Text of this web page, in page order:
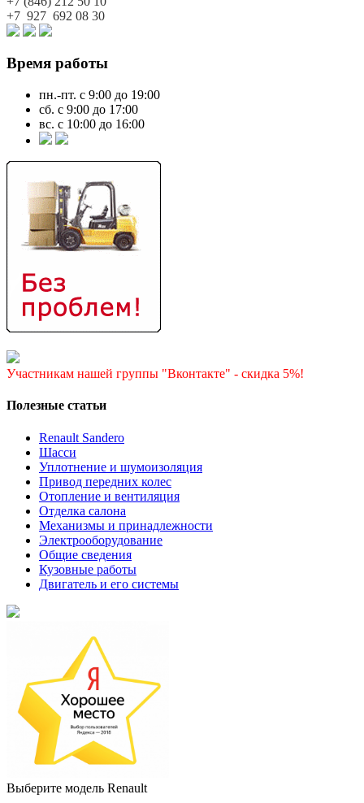
+7 927 692 08 30
Время работы
пн.-пт. с 9:00 до 19:00
сб. с 9:00 до 17:00
вс. с 10:00 до 16:00
Участникам нашей группы "Вконтакте" - скидка 5%!
Полезные статьи
Renault Sandero
Шасси
Уплотнение и шумоизоляция
Привод передних колес
Отопление и вентиляция
Отделка салона
Механизмы и принадлежности
Электрооборудование
Общие сведения
Кузовные работы
Двигатель и его системы
Выберите модель Renault